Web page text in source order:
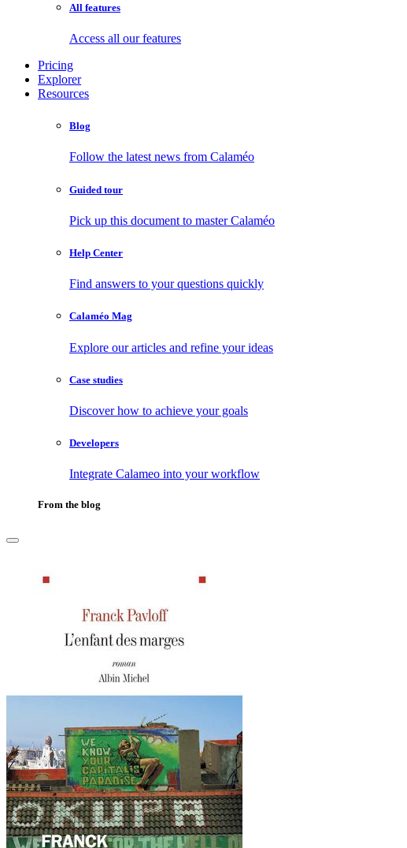
All features
Access all our features
Pricing
Explorer
Resources
Blog
Follow the latest news from Calaméo
Guided tour
Pick up this document to master Calaméo
Help Center
Find answers to your questions quickly
Calaméo Mag
Explore our articles and refine your ideas
Case studies
Discover how to achieve your goals
Developers
Integrate Calameo into your workflow
From the blog